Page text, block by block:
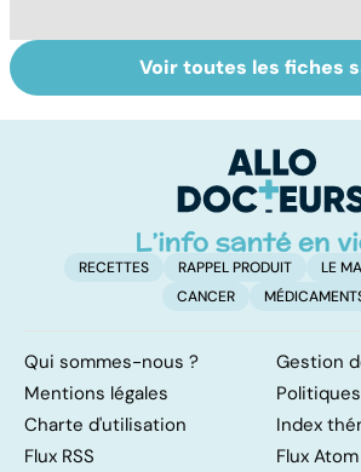
Tout savoir sur le
cerveau
doré :
Voir toutes les fiches
RECETTES RAPPEL PRODUIT
LE
CANCER
Qui sommes-nous ?
Gestion
Mentions légales
Charte d'utilisation
Index
Flux RSS
Flux Atom